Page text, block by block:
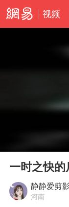
视频
Play
一时之快
静静爱剪
河南